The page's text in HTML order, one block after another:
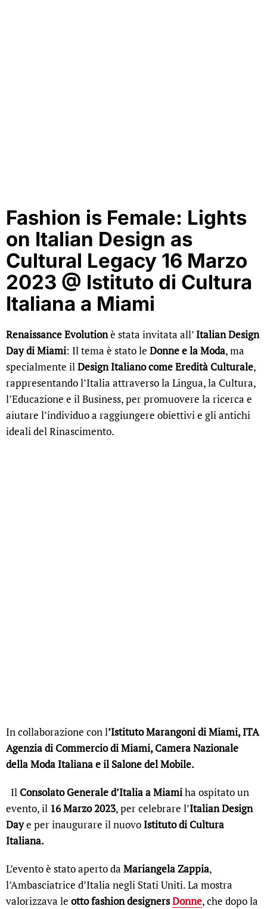
Fashion is Female: Lights
on Italian Design as
Cultural Legacy 16 Marzo
2023 @ Istituto di Cultura
Italiana a Miami
Renaissance Evolutionè stata invitata all’Italian Design
Day di Miami: Il tema è stato le Donne e la Moda, ma
specialmente ilDesign Italiano come Eredità Culturale,
rappresentando l’Italia attraverso la Lingua, la Cultura,
l’Educazione e il Business, per promuovere la ricerca e
aiutare l’individuo a raggiungere obiettivi e gli antichi
ideali del Rinascimento.
In collaborazione con l’Istituto Marangoni di Miami, ITA
Agenzia di Commercio di Miami, Camera Nazionale
della Moda Italiana e il Salone del Mobile.
Il Consolato Generale d’Italia a Miamiha ospitato un
evento, il 16 Marzo 2023, per celebrare l’Italian Design
Daye per inaugurare il nuovoIstituto di Cultura
Italiana.
L’evento è stato aperto da Mariangela Zappia,
l’Ambasciatrice d’Italia negli Stati Uniti. La mostra
valorizzava le otto fashion designersDonne, che dopo la